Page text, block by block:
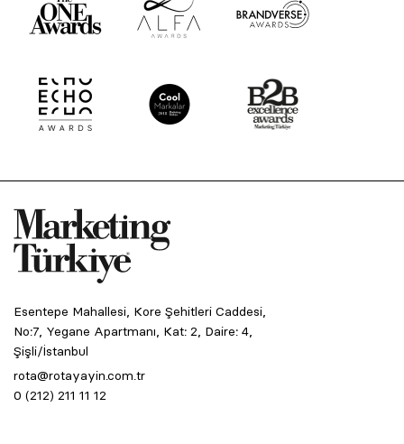
Esentepe Mahallesi, Kore Şehitleri Caddesi,
No:7, Yegane Apartmanı, Kat: 2, Daire: 4,
Şişli/İstanbul
rota@rotayayin.com.tr
0 (212) 211 11 12